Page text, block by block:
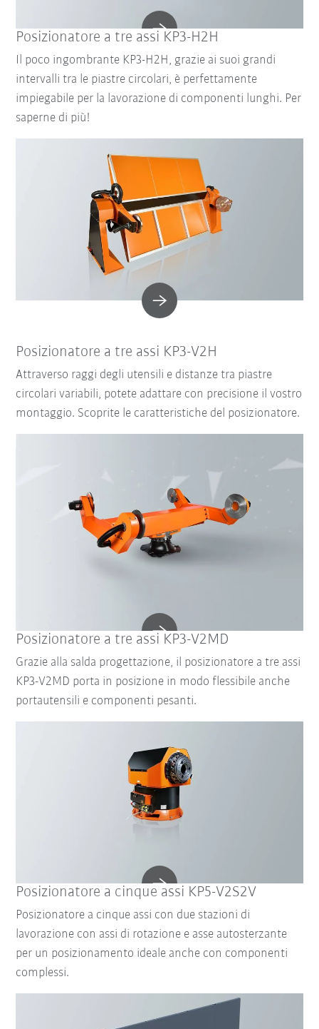
Posizionatore a tre assi KP3-H2H
Il poco ingombrante KP3-H2H, grazie ai suoi grandi
intervalli tra le piastre circolari, è perfettamente
impiegabile per la lavorazione di componenti lunghi. Per
saperne di più!
Posizionatore a tre assi KP3-V2H
Attraverso raggi degli utensili e distanze tra piastre
circolari variabili, potete adattare con precisione il vostro
montaggio. Scoprite le caratteristiche del posizionatore.
Posizionatore a tre assi KP3-V2MD
Grazie alla salda progettazione, il posizionatore a tre assi
KP3-V2MD porta in posizione in modo flessibile anche
portautensili e componenti pesanti.
Posizionatore a cinque assi KP5-V2S2V
Posizionatore a cinque assi con due stazioni di
lavorazione con assi di rotazione e asse autosterzante
per un posizionamento ideale anche con componenti
complessi.